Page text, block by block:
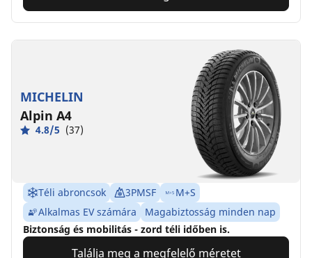
MICHELIN
Alpin A4
4.8/5 (37)
Téli abroncsok 3PMSF
M+S
Alkalmas EV számára
Magabiztosság minden nap
Biztonság és mobilitás - zord téli időben is.
Találja meg a megfelelő méretet